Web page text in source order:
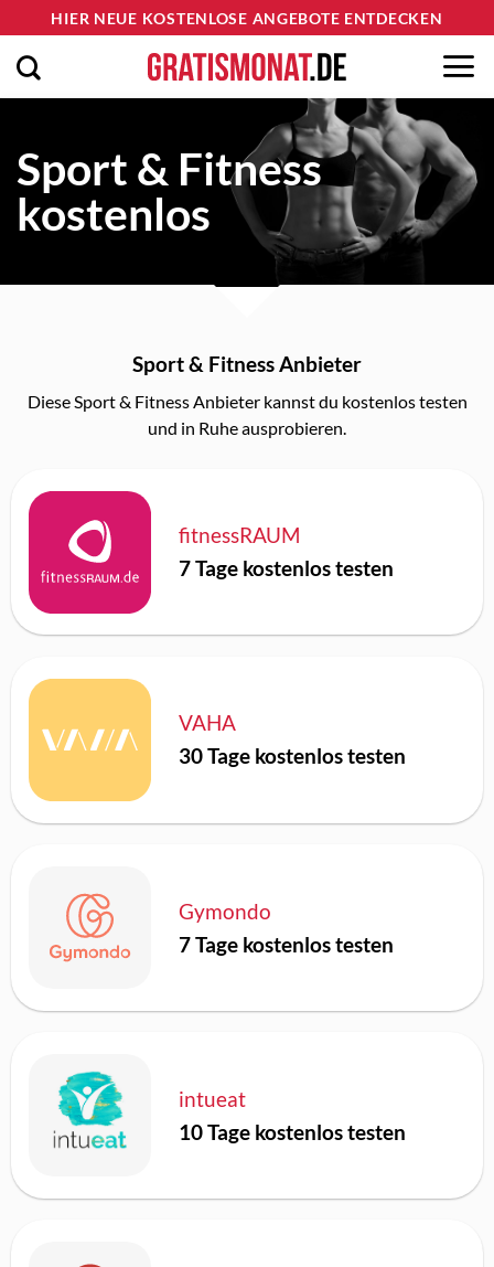
Inhalt
springen
HIER NEUE KOSTENLOSE ANGEBOTE ENTDECKEN
Sport & Fitness
kostenlos
Sport & Fitness Anbieter
Diese Sport & Fitness Anbieter kannst du kostenlos testen
und in Ruhe ausprobieren.
fitnessRAUM
7 Tage kostenlos testen
VAHA
30 Tage kostenlos testen
Gymondo
7 Tage kostenlos testen
intueat
10 Tage kostenlos testen